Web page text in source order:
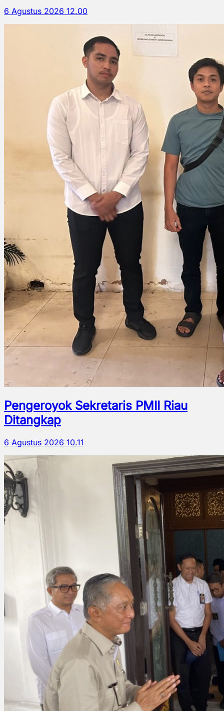
6 Agustus 2026 12.00
Pengeroyok Sekretaris PMII Riau
Ditangkap
6 Agustus 2026 10.11